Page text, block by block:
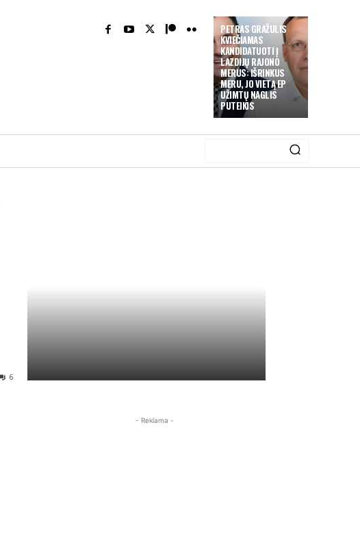
PETRAS GRAŽULIS
KVIEČIAMAS
KANDIDATUOTI Į
LAZDIJŲ RAJONO
MERUS: IŠRINKUS
MERU, JO VIETĄ EP
UŽIMTŲ NAGLIS
PUTEIKIS
6
- Reklama -